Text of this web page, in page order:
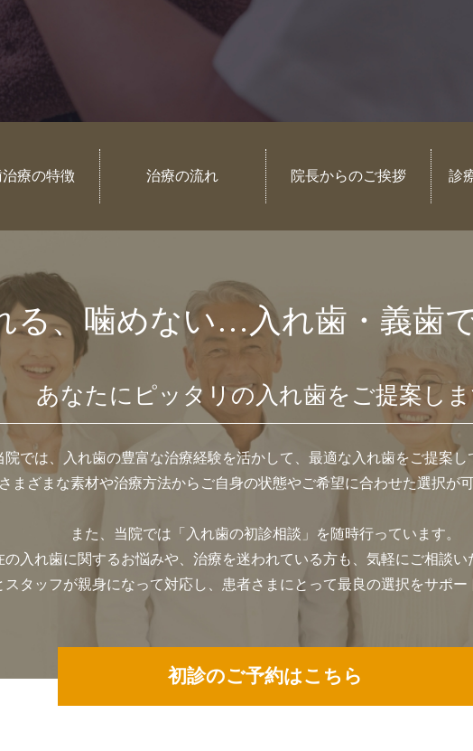
治療の特徴 治療の流れ 院長からのご挨拶 診
る、噛めない… 入れ歯・義歯
あなたにピッタリの入れ歯をご提案し
院では、入れ歯の豊富な治療経験を活かして、最適な入れ歯をご提案し
さまざまな素材や治療方法からご自身の状態やご希望に合わせた選択が可
また、当院では「入れ歯の初診相談」を随時行っています。
の入れ歯に関するお悩みや、治療を迷われている方も、気軽にご相談い
スタッフが親身になって対応し、患者さまにとって最良の選択をサポー
初診のご予約はこちら